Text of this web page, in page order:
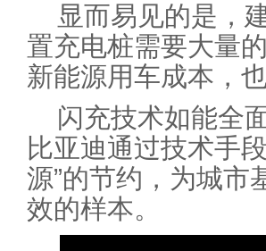
显而易见的是，
置充电桩需要大量
新能源用车成本，
闪充技术如能全
比亚迪通过技术手
源”的节约，为城市
效的样本。